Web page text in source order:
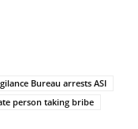
Bureau arrests ASI
person taking bribe